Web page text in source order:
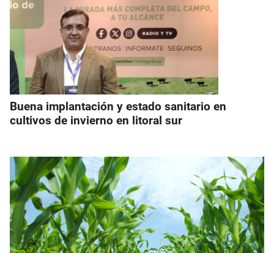
Buena implantación y estado sanitario en
cultivos de invierno en litoral sur